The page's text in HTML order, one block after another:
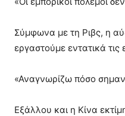
Σύμφωνα με τη Ριβς, η
εργαστούμε εντατικά
«Αναγνωρίζω πόσο
Εξάλλου και η Κίνα